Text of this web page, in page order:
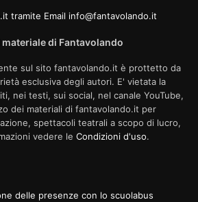
tramite Email info@fantavolando.it
di Fantavolando
sul sito fantavolando.it è prottetto da
esclusiva degli autori. E' vietata la
nei testi, sui social, nel canale YouTube,
dei materiali di fantavolando.it per
spettacoli teatrali a scopo di lucro,
vedere le Condizioni d'uso.
delle presenze con lo scuolabus